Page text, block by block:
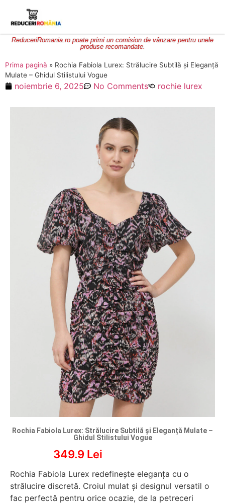
ReduceriRomania.ro poate primi un comision de vânzare pentru unele
produse recomandate.
Prima pagină » Rochia Fabiola Lurex: Strălucire Subtilă și Eleganță
Mulate – Ghidul Stilistului Vogue
noiembrie 6, 2025 No Comments rochie lurex
Rochia Fabiola Lurex: Strălucire Subtilă și Eleganță Mulate –
Ghidul Stilistului Vogue
349.9 Lei
Rochia Fabiola Lurex redefinește eleganța cu o
strălucire discretă. Croiul mulat și designul versatil o
fac perfectă pentru orice ocazie, de la petreceri